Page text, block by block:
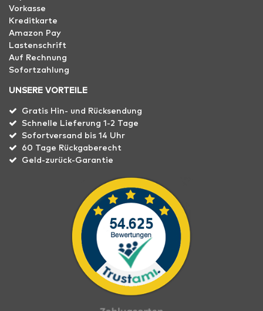
Vorkasse
Kreditkarte
Amazon Pay
Lastenschrift
Auf Rechnung
Sofortzahlung
UNSERE VORTEILE
Gratis Hin- und Rücksendung
Schnelle Lieferung 1-2 Tage
Sofortversand bis 14 Uhr
60 Tage Rückgaberecht
Geld-zurück-Garantie